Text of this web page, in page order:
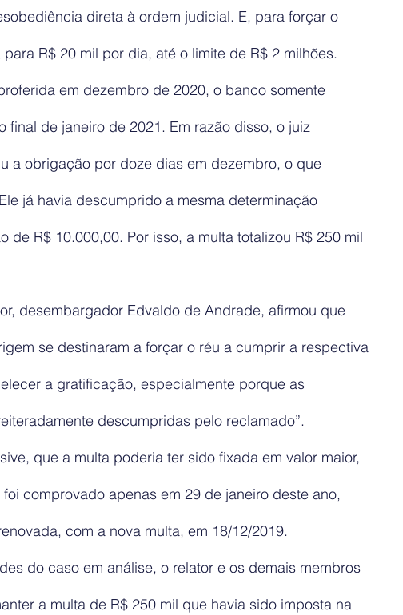
direta à ordem judicial. E, para forçar o
R$ 20 mil por dia, até o limite de R$ 2 milhões.
em dezembro de 2020, o banco somente
final de janeiro de 2021. Em razão disso, o juiz
a obrigação por doze dias em dezembro, o que
já havia descumprido a mesma determinação
de R$ 10.000,00. Por isso, a multa totalizou R$ 250 mil
desembargador Edvaldo de Andrade, afirmou que
se destinaram a forçar o réu a cumprir a respectiva
a gratificação, especialmente porque as
descumpridas pelo reclamado”.
que a multa poderia ter sido fixada em valor maior,
comprovado apenas em 29 de janeiro deste ano,
com a nova multa, em 18/12/2019.
do caso em análise, o relator e os demais membros
a multa de R$ 250 mil que havia sido imposta na